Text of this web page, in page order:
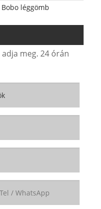
Bobo léggömb
meg. 24 órán